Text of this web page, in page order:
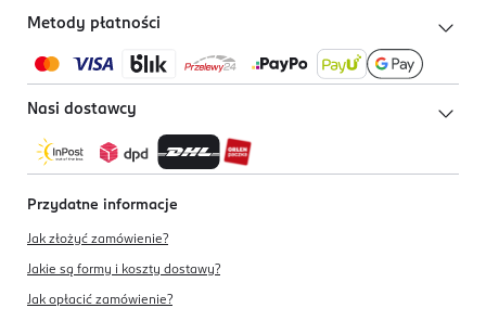
Metody płatności
Nasi dostawcy
Przydatne informacje
Jak złożyć zamówienie?
Jakie są formy i koszty dostawy?
Jak opłacić zamówienie?